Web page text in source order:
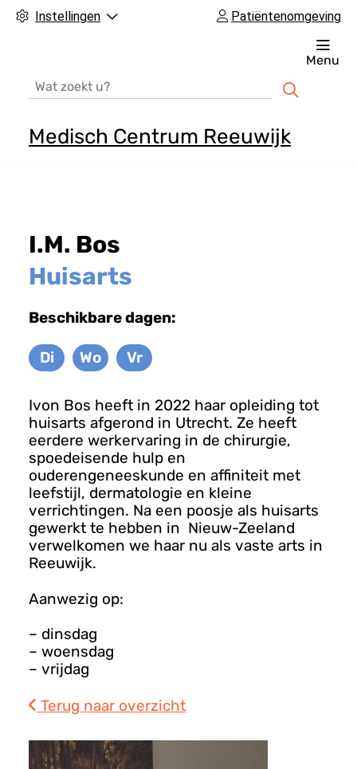
Instellingen Patiëntenomgeving
Medisch Centrum Reeuwijk
d
m
e
n
Menu
I.M. Bos
Huisarts
Beschikbare dagen:
Dinsdag
Di Woensdag
Wo Vrijdag
Vr
Ivon Bos heeft in 2022 haar opleiding tot
huisarts afgerond in Utrecht. Ze heeft
eerdere werkervaring in de chirurgie,
spoedeisende hulp en
ouderengeneeskunde en affiniteit met
leefstijl, dermatologie en kleine
verrichtingen. Na een poosje als huisarts
gewerkt te hebben in Nieuw-Zeeland
verwelkomen we haar nu als vaste arts in
Reeuwijk.
Aanwezig op:
– dinsdag
– woensdag
– vrijdag
Terug naar overzicht